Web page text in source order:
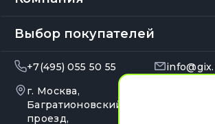
Выбор покупателей
+7(495) 055 50 55
г. Москва,
Багратионовский
проезд,